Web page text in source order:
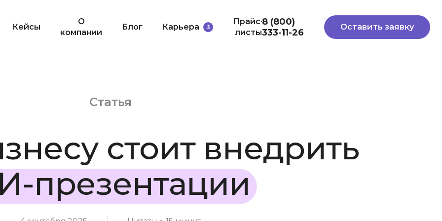
8 (800)
333-11-26
Оставить заявку
Кейсы
О
компании
Блог Карьера 3
Прайс-
листы
Статья
стоит внедрить
презентации